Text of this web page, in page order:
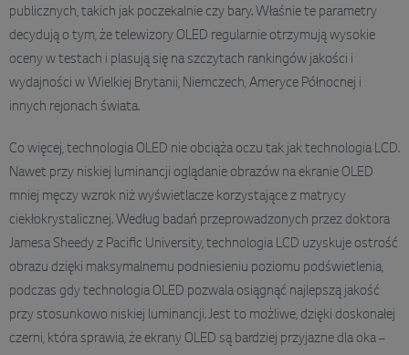
publicznych, takich jak poczekalnie czy bary. Właśnie te parametry
decydują o tym, że telewizory OLED regularnie otrzymują wysokie
oceny w testach i plasują się na szczytach rankingów jakości i
wydajności w Wielkiej Brytanii, Niemczech, Ameryce Północnej i
innych rejonach świata.
Co więcej, technologia OLED nie obciąża oczu tak jak technologia LCD.
Nawet przy niskiej luminancji oglądanie obrazów na ekranie OLED
mniej męczy wzrok niż wyświetlacze korzystające z matrycy
ciekłokrystalicznej. Według badań przeprowadzonych przez doktora
Jamesa Sheedy z Pacific University, technologia LCD uzyskuje ostrość
obrazu dzięki maksymalnemu podniesieniu poziomu podświetlenia,
podczas gdy technologia OLED pozwala osiągnąć najlepszą jakość
przy stosunkowo niskiej luminancji. Jest to możliwe, dzięki doskonałej
czerni, która sprawia, że ekrany OLED są bardziej przyjazne dla oka –